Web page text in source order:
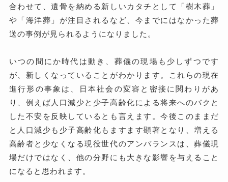
合わせて、遺骨を納める新しいカタチとして「樹木葬」
や「海洋葬」が注目されるなど、今までにはなかった葬
送の事例が見られるようになりました。
いつの間にか時代は動き、葬儀の現場も少しずつです
が、新しくなっていることがわかります。これらの現在
進行形の事象は、日本社会の変容と密接に関わりがあ
り、例えば人口減少と少子高齢化による将来へのバクと
した不安を反映しているとも言えます。今後このままだ
と人口減少も少子高齢化もますます顕著となり、増える
高齢者と少なくなる現役世代のアンバランスは、葬儀現
場だけではなく、他の分野にも大きな影響を与えること
になると思われます。